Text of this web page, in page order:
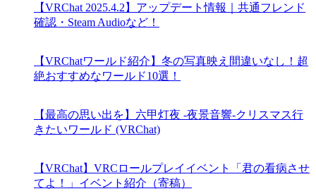
【VRChat 2025.4.2】アップデート情報｜共通フレンド
確認・Steam Audioなど！
【VRChatワールド紹介】冬の写真映え間違いなし！超
絶おすすめなワールド10選！
【最高の思い出を】六甲灯夜 -夜景音響-クリスマス行
きたいワールド (VRChat)
【VRChat】VRCロールプレイイベント「君の看病させ
てよ！」イベント紹介（寄稿）